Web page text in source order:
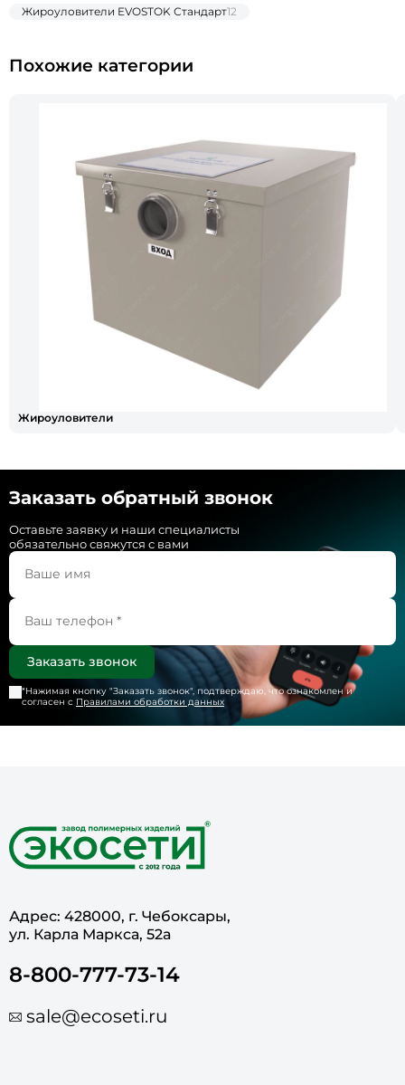
Жироуловители EVOSTOK Стандарт12
Похожие категории
Жироуловители
Заказать обратный звонок
Оставьте заявку и наши специалисты
обязательно свяжутся с вами
*Нажимая кнопку "Заказать звонок", подтверждаю, что ознакомлен и
согласен с Правилами обработки данных
Адрес: 428000, г. Чебоксары,
ул. Карла Маркса, 52а
8-800-777-73-14
sale@ecoseti.ru